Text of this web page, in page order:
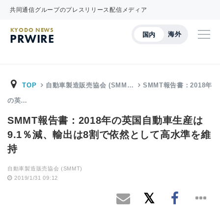
共同通信グループのプレスリリース配信メディア
国内 海外
KYODO NEWS
PRWIRE
TOP 自動車製造販売協会 (SMM… SMMT報告書：2018年
の英…
SMMT報告書：2018年の英国自動車生産は
9.1％減、輸出は8割で依然として高水準を維
持
自動車製造販売協会 (SMMT)
2019/1/31 09:12